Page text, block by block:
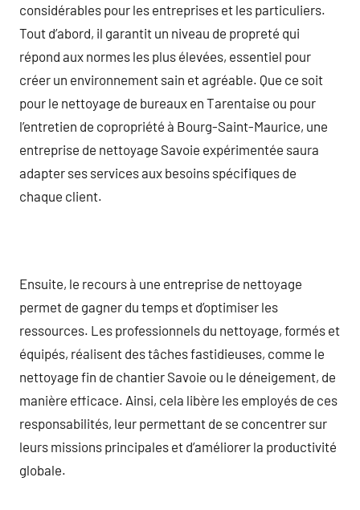
considérables pour les entreprises et les particuliers.
Tout d’abord, il garantit un niveau de propreté qui
répond aux normes les plus élevées, essentiel pour
créer un environnement sain et agréable. Que ce soit
pour le nettoyage de bureaux en Tarentaise ou pour
l’entretien de copropriété à Bourg-Saint-Maurice, une
entreprise de nettoyage Savoie expérimentée saura
adapter ses services aux besoins spécifiques de
chaque client.
Ensuite, le recours à une entreprise de nettoyage
permet de gagner du temps et d’optimiser les
ressources. Les professionnels du nettoyage, formés et
équipés, réalisent des tâches fastidieuses, comme le
nettoyage fin de chantier Savoie ou le déneigement, de
manière efficace. Ainsi, cela libère les employés de ces
responsabilités, leur permettant de se concentrer sur
leurs missions principales et d’améliorer la productivité
globale.